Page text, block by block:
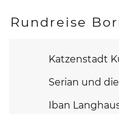
Rundreise
Katzenstadt
Serian und
Iban